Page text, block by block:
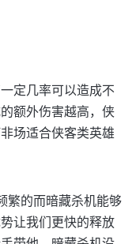
定几率可以造成不
额外伤害越高，侠
场适合侠客类英雄
繁的而暗藏杀机能够
让我们更快的释放